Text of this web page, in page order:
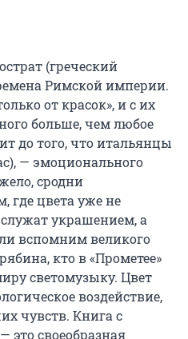
(греческий
Римской империи.
от красок», и с их
больше, чем любое
до того, что итальянцы
— эмоционального
сродни
где цвета уже не
украшением, а
вспомним великого
кто в «Прометее»
светомузыку. Цвет
воздействие,
чувств. Книга с
своеобразная